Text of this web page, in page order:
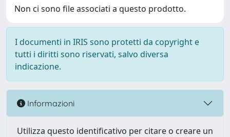
Non ci sono file associati a questo prodotto.
I documenti in IRIS sono protetti da copyright e
tutti i diritti sono riservati, salvo diversa
indicazione.
Informazioni
Utilizza questo identificativo per citare o creare un